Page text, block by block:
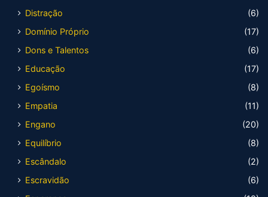
Distração
(6)
Domínio Próprio
(17)
Dons e Talentos
(6)
Educação
(17)
Egoísmo
(8)
Empatia
(11)
Engano
(20)
Equilíbrio
(8)
Escândalo
(2)
Escravidão
(6)